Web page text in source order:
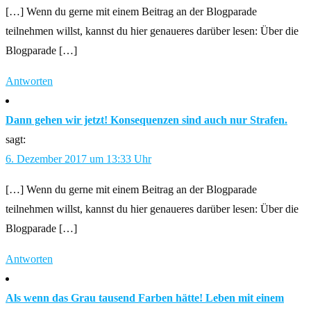
[…] Wenn du gerne mit einem Beitrag an der Blogparade
teilnehmen willst, kannst du hier genaueres darüber lesen: Über die
Blogparade […]
Antworten
Dann gehen wir jetzt! Konsequenzen sind auch nur Strafen.
sagt:
6. Dezember 2017 um 13:33 Uhr
[…] Wenn du gerne mit einem Beitrag an der Blogparade
teilnehmen willst, kannst du hier genaueres darüber lesen: Über die
Blogparade […]
Antworten
Als wenn das Grau tausend Farben hätte! Leben mit einem